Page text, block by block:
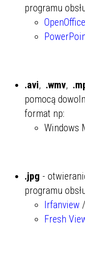
programu
OpenOffice
.avi, .wmv,
pomocą
format np:
Windows
.jpg -
programu
Irfanview
Fresh